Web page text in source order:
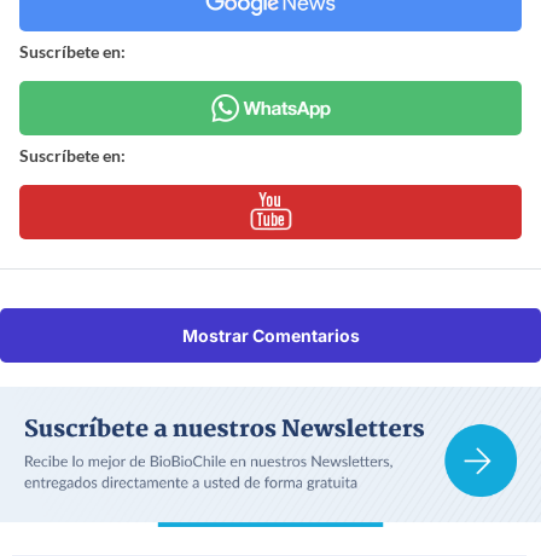
Suscríbete en:
Suscríbete en:
Mostrar Comentarios